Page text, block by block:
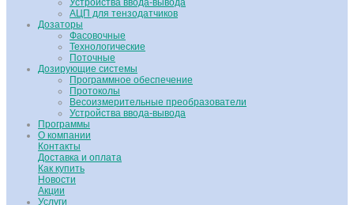
Устройства ввода-вывода
АЦП для тензодатчиков
Дозаторы
Фасовочные
Технологические
Поточные
Дозирующие системы
Программное обеспечение
Протоколы
Весоизмерительные преобразователи
Устройства ввода-вывода
Программы
О компании
Контакты
Доставка и оплата
Как купить
Новости
Акции
Услуги